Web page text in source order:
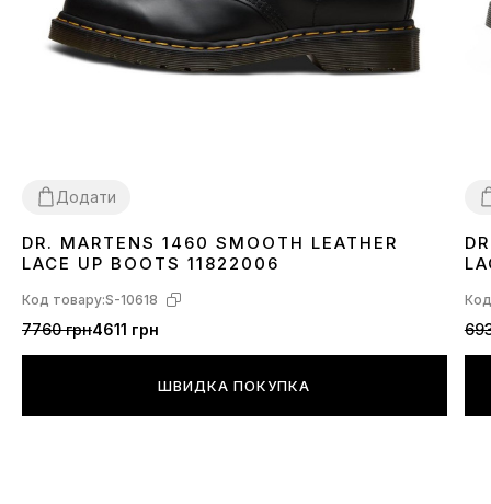
Додати
36 373840 424344 45
DR. MARTENS 1460 SMOOTH LEATHER
LACE UP BOOTS 11822006
Код товару:S-10618
7760 грн4611 грн
ШВИДКА ПОКУПКА